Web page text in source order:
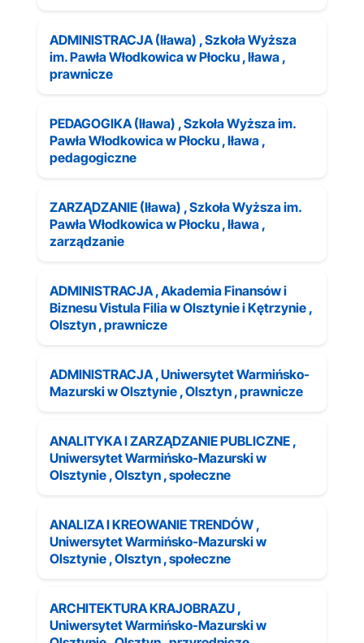
ADMINISTRACJA (Iława) , Szkoła Wyższa
im. Pawła Włodkowica w Płocku , Iława ,
prawnicze
PEDAGOGIKA (Iława) , Szkoła Wyższa im.
Pawła Włodkowica w Płocku , Iława ,
pedagogiczne
ZARZĄDZANIE (Iława) , Szkoła Wyższa im.
Pawła Włodkowica w Płocku , Iława ,
zarządzanie
ADMINISTRACJA , Akademia Finansów i
Biznesu Vistula Filia w Olsztynie i Kętrzynie ,
Olsztyn , prawnicze
ADMINISTRACJA , Uniwersytet Warmińsko-
Mazurski w Olsztynie , Olsztyn , prawnicze
ANALITYKA I ZARZĄDZANIE PUBLICZNE ,
Uniwersytet Warmińsko-Mazurski w
Olsztynie , Olsztyn , społeczne
ANALIZA I KREOWANIE TRENDÓW ,
Uniwersytet Warmińsko-Mazurski w
Olsztynie , Olsztyn , społeczne
ARCHITEKTURA KRAJOBRAZU ,
Uniwersytet Warmińsko-Mazurski w